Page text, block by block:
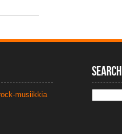
musiikkia
Search